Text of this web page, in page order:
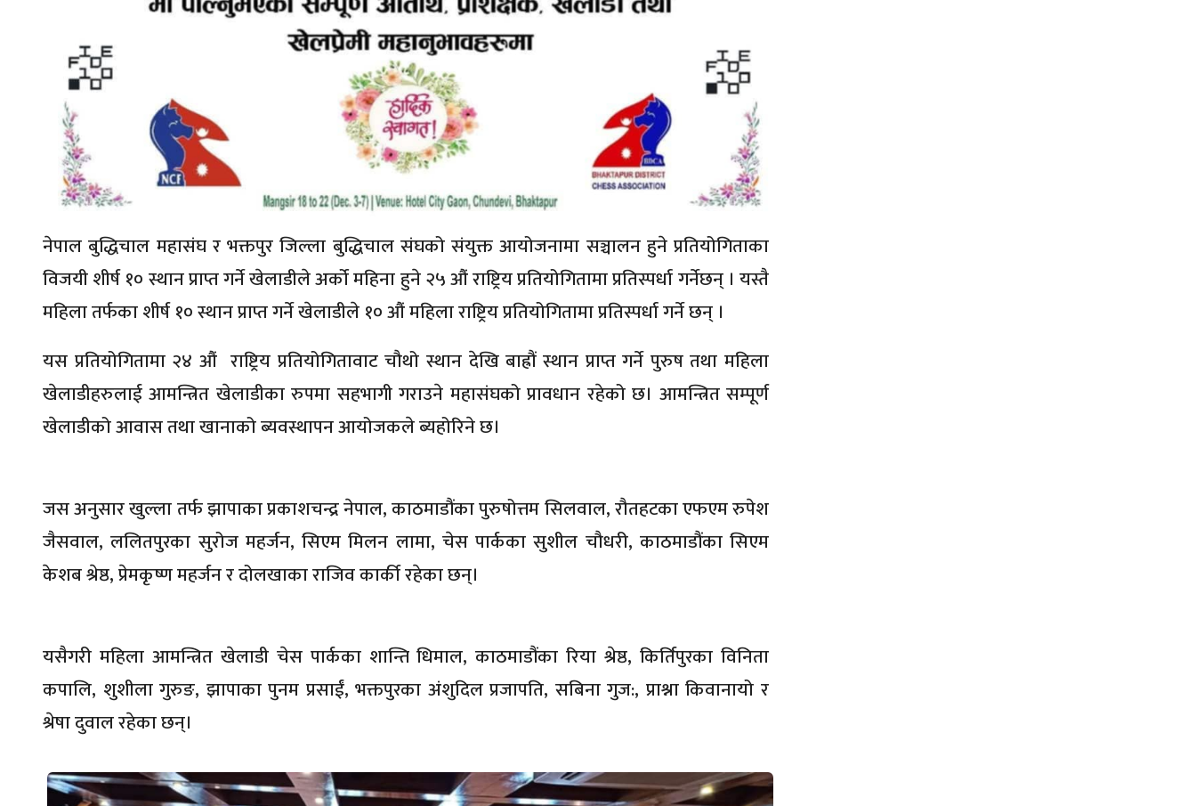
नेपाल बुद्धिचाल महासंघ र भक्तपुर जिल्ला बुद्धिचाल संघको संयुक्त आयोजनामा सञ्चालन हुने प्रतियोगिताका
विजयी शीर्ष १० स्थान प्राप्त गर्ने खेलाडीले अर्को महिना हुने २५ औं राष्ट्रिय प्रतियोगितामा प्रतिस्पर्धा गर्नेछन् । यस्तै
महिला तर्फका शीर्ष १० स्थान प्राप्त गर्ने खेलाडीले १० औं महिला राष्ट्रिय प्रतियोगितामा प्रतिस्पर्धा गर्ने छन् ।
यस प्रतियोगितामा २४ औं राष्ट्रिय प्रतियोगितावाट चौथो स्थान देखि बाह्रौं स्थान प्राप्त गर्ने पुरुष तथा महिला
खेलाडीहरुलाई आमन्त्रित खेलाडीका रुपमा सहभागी गराउने महासंघको प्रावधान रहेको छ। आमन्त्रित सम्पूर्ण
खेलाडीको आवास तथा खानाको ब्यवस्थापन आयोजकले ब्यहोरिने छ।
जस अनुसार खुल्ला तर्फ झापाका प्रकाशचन्द्र नेपाल, काठमाडौंका पुरुषोत्तम सिलवाल, रौतहटका एफएम रुपेश
जैसवाल, ललितपुरका सुरोज महर्जन, सिएम मिलन लामा, चेस पार्कका सुशील चौधरी, काठमाडौंका सिएम
केशब श्रेष्ठ, प्रेमकृष्ण महर्जन र दोलखाका राजिव कार्की रहेका छन्।
यसैगरी महिला आमन्त्रित खेलाडी चेस पार्कका शान्ति धिमाल, काठमाडौंका रिया श्रेष्ठ, किर्तिपुरका विनिता
कपालि, शुशीला गुरुङ, झापाका पुनम प्रसाईं, भक्तपुरका अंशुदिल प्रजापति, सबिना गुज:, प्राश्ना किवानायो र
श्रेषा दुवाल रहेका छन्।